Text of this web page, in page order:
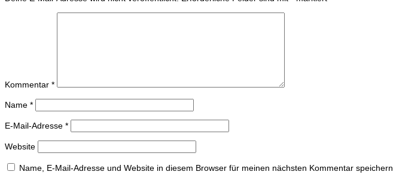
Kommentar *
Name *
E-Mail-Adresse *
Website
Name, E-Mail-Adresse und Website in diesem Browser für meinen nächsten Kommentar speichern.